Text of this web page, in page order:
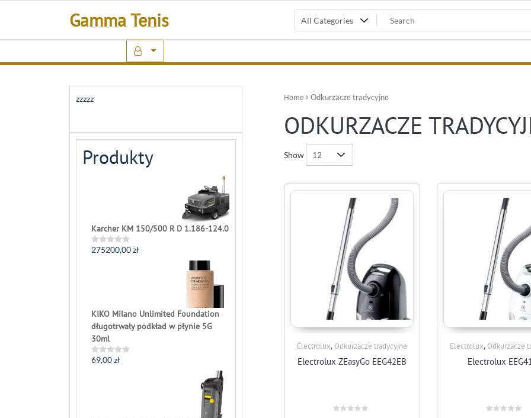
Gamma Tenis
Home Odkurzacze tradycyjne
ODKURZACZE
Show
Electrolux, Odkurzacze tradycyjne
Electrolux ZEasyGo EEG42EB
Electrolux, Odkurzacze
Electrolux
zzzzz
Produkty
Karcher KM 150/500 R D 1.186-124.0
Rated
275200,00zł
KIKO Milano Unlimited Foundation
długotrwały podkład w płynie 5G
30ml
Rated
69,00zł